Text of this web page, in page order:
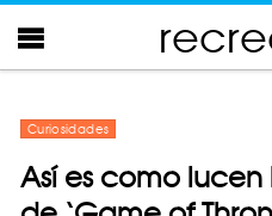
Curiosidades
Así es como lucen